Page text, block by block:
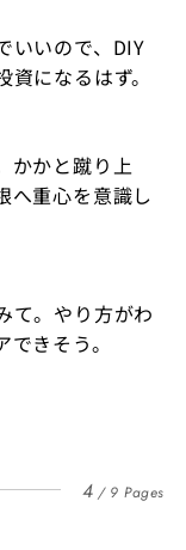
いので、 DIY
になるはず。
かかと蹴り上
へ重心を意識し
て。やり方がわ
きそう。
4 9 Pages